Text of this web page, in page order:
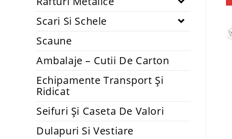
Scari Si Schele
Scaune
Ambalaje – Cutii De Carton
Echipamente Transport Și
Ridicat
Seifuri Și Caseta De Valori
Dulapuri Si Vestiare